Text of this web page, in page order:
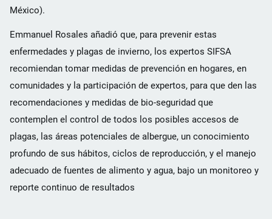
México).
Emmanuel Rosales añadió que, para prevenir estas
enfermedades y plagas de invierno, los expertos SIFSA
recomiendan tomar medidas de prevención en hogares, en
comunidades y la participación de expertos, para que den las
recomendaciones y medidas de bio-seguridad que
contemplen el control de todos los posibles accesos de
plagas, las áreas potenciales de albergue, un conocimiento
profundo de sus hábitos, ciclos de reproducción, y el manejo
adecuado de fuentes de alimento y agua, bajo un monitoreo y
reporte continuo de resultados